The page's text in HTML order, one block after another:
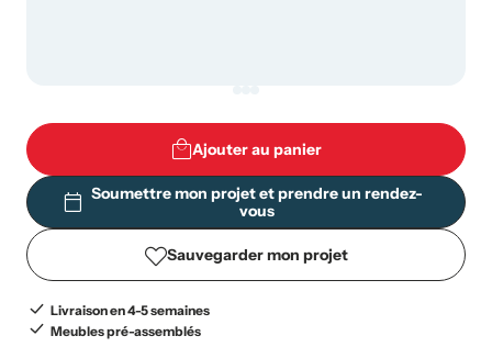
Ajouter au panier
Soumettre mon projet et prendre un rendez-
vous
Sauvegarder mon projet
Livraison en 4-5 semaines
Meubles pré-assemblés